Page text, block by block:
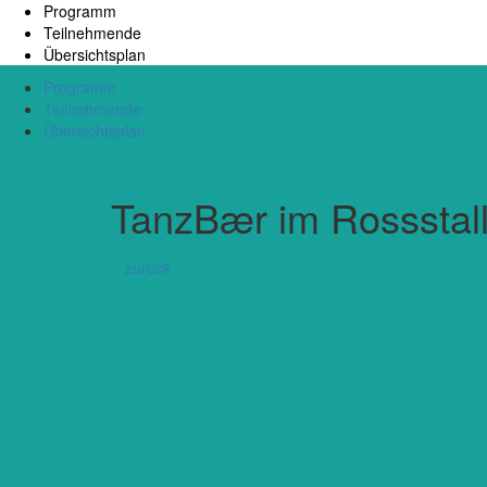
Programm
Teilnehmende
Übersichtsplan
Programm
Teilnehmende
Übersichtsplan
TanzBær im Rossstall
zurück